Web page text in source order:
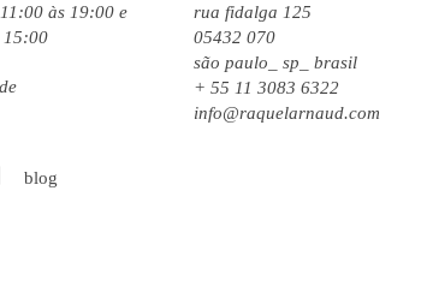
às 19:00 e
15:00
blog
rua fidalga 125
05432 070
são paulo_ sp_ brasil
+ 55 11 3083 6322
info@raquelarnaud.com